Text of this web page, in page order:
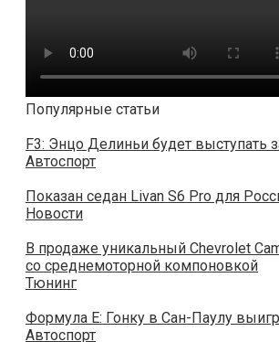
Популярные статьи
F3: Энцо Делиньи будет выступать
Автоспорт
Показан седан Livan S6 Pro для
Новости
В продаже уникальный Chevrolet
со среднемоторной компоновкой
Тюнинг
Формула E: Гонку в Сан-Паулу
Автоспорт